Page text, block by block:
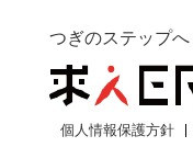
つぎのステップへ
個人情報保護方針